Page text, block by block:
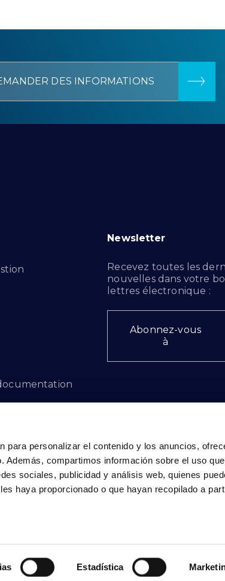
para personalizar el contenido y los anuncios,
Además, compartimos información sobre el uso
sociales, publicidad y análisis web, quienes
haya proporcionado o que hayan recopilado a
Estadística
DES INFORMATIONS
Newsletter
Recevez toutes les
nouvelles dans votre
lettres électronique :
Abonnez-vous
à